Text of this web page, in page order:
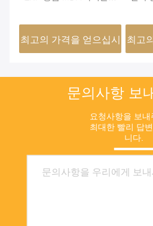
엣지 밴딩, MJMHD
CYDP-003 맞춤 사이즈
최고의 가격을 얻으십시
로그
스타
니다
최고
문의사항 보
요청사항을 보내
최대한 빨리 답
니다.